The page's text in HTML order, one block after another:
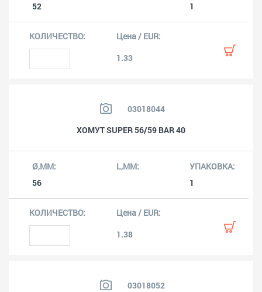
52 1
1.33
03018044
ХОМУТ SUPER 56/59 BAR 40
56 1
1.38
03018052